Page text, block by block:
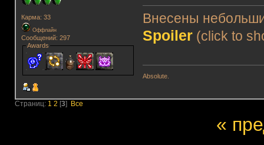
Карма: 33
Оффлайн
Сообщений: 297
Awards
Внесены
Spoiler (click to
Absolute.
Страниц: 1 2 [3] Все
«